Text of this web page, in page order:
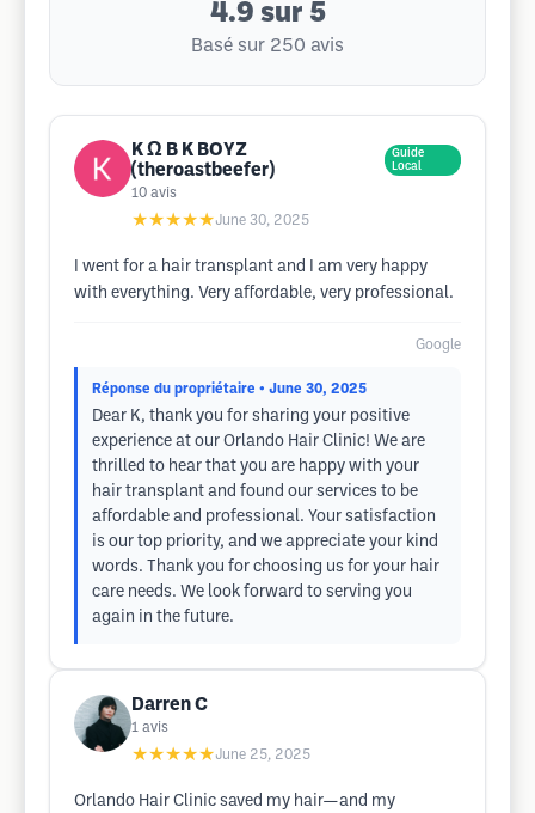
4.9 sur 5
Basé sur 250 avis
K Ω B K BOYZ
(theroastbeefer)
Guide
Local
10 avis
★★★★★June 30, 2025
I went for a hair transplant and I am very happy
with everything. Very affordable, very professional.
Google
Réponse du propriétaire • June 30, 2025
Dear K, thank you for sharing your positive
experience at our Orlando Hair Clinic! We are
thrilled to hear that you are happy with your
hair transplant and found our services to be
affordable and professional. Your satisfaction
is our top priority, and we appreciate your kind
words. Thank you for choosing us for your hair
care needs. We look forward to serving you
again in the future.
Darren C
1 avis
★★★★★June 25, 2025
Orlando Hair Clinic saved my hair—and my